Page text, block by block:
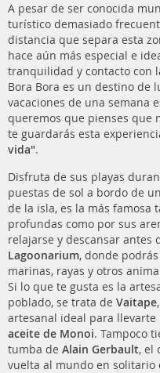
A pesar de ser conocida
turístico demasiado
distancia que separa esta
hace aún más especial e
tranquilidad y contacto con
Bora Bora es un destino de
vacaciones de una semana
queremos que pienses que
te guardarás esta
vida".
Disfruta de sus playas
puestas de sol a bordo de
de la isla, es la más famosa
profundas como por sus
relajarse y descansar antes
Lagoonarium, donde
marinas, rayas y otros
Si lo que te gusta es la
poblado, se trata de Vaitape
artesanal ideal para
aceite de Monoi. Tampoco
tumba de Alain Gerbault, el
vuelta al mundo en solitario